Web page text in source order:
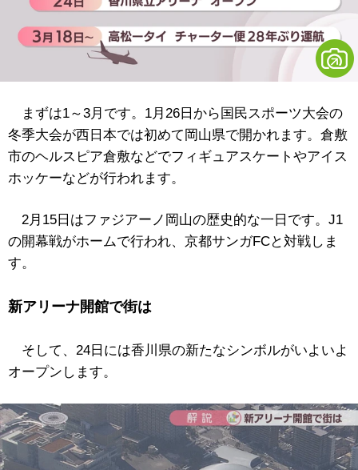
まずは1～3月です。1月26日から国民スポーツ大会の
冬季大会が西日本では初めて岡山県で開かれます。倉敷
市のヘルスピア倉敷などでフィギュアスケートやアイス
ホッケーなどが行われます。
2月15日はファジアーノ岡山の歴史的な一日です。J1
の開幕戦がホームで行われ、京都サンガFCと対戦しま
す。
新アリーナ開館で街は
そして、24日には香川県の新たなシンボルがいよいよ
オープンします。